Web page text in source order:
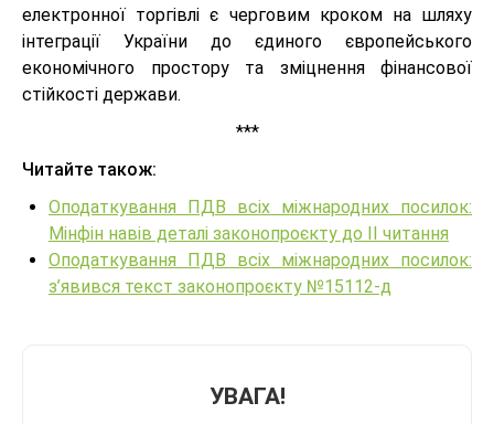
електронної торгівлі є черговим кроком на шляху
інтеграції України до єдиного європейського
економічного простору та зміцнення фінансової
стійкості держави.
***
Читайте також:
Оподаткування ПДВ всіх міжнародних посилок:
Мінфін навів деталі законопроєкту до ІІ читання
Оподаткування ПДВ всіх міжнародних посилок:
з’явився текст законопроєкту №15112-д
УВАГА!